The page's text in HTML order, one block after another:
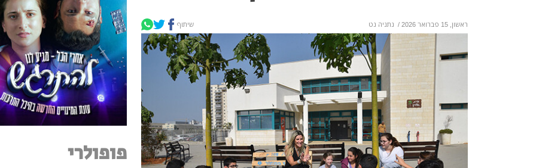
ראשון, 15 פברואר 2026 / נתניה נט שיתוף
פופולרי